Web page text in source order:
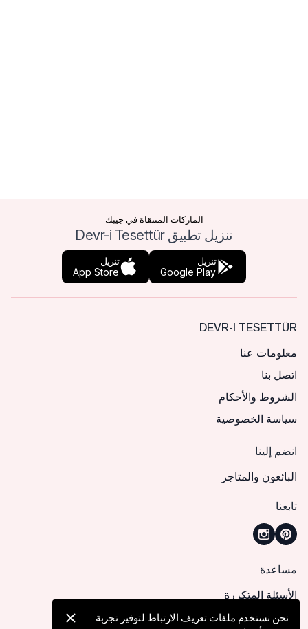
الماركات المنتقاة في جيبك
تنزيل تطبيق Devr-i Tesettür
تنزيل
Google Play
تنزيل
App Store
DEVR-I TESETTÜR
معلومات عنا
اتصل بنا
الشروط والأحكام
سياسة الخصوصية
انضم إلينا
البائعون والمتاجر
تابعنا
مساعدة
الأسئلة المتكررة
كيف يمكنني تقديم طلب؟
نحن نستخدم ملفات تعريف الارتباط لتوفير تجربة